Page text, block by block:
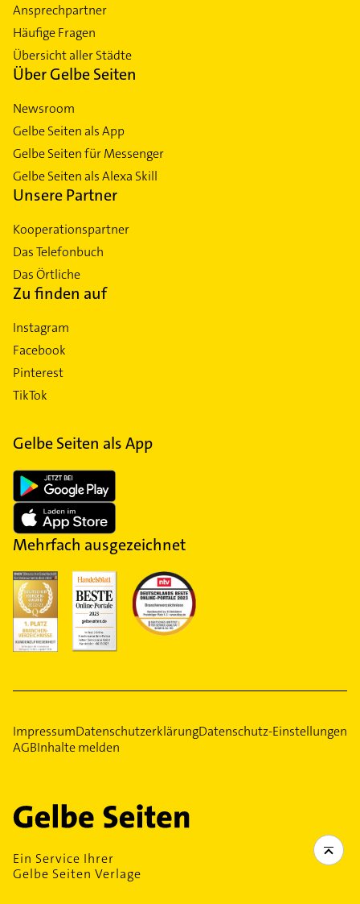
Ansprechpartner
Häufige Fragen
Übersicht aller Städte
Über Gelbe Seiten
Newsroom
Gelbe Seiten als App
Gelbe Seiten für Messenger
Gelbe Seiten als Alexa Skill
Unsere Partner
Kooperationspartner
Das Telefonbuch
Das Örtliche
Zu finden auf
Instagram
Facebook
Pinterest
TikTok
Gelbe Seiten als App
Mehrfach ausgezeichnet
ImpressumDatenschutzerklärungDatenschutz-Einstellungen
AGBInhalte melden
Ein Service Ihrer
Gelbe Seiten Verlage